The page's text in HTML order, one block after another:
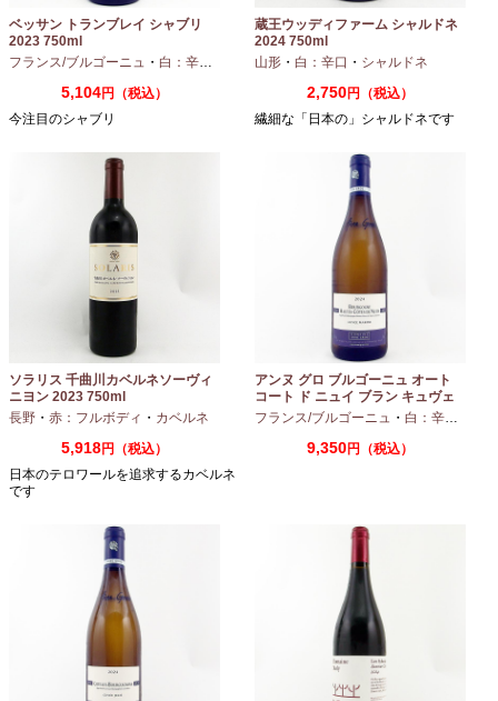
ベッサン トランブレイ シャブリ
2023 750ml
フランス/ブルゴーニュ ・ 白：辛口 シャルドネ
5,104円（税込）
今注目のシャブリ
蔵王ウッディファーム シャルドネ
2024 750ml
山形 ・ 白：辛口 ・ シャルドネ
2,750円（税込）
繊細な「日本の」シャルドネです
ソラリス 千曲川カベルネソーヴィ
ニヨン 2023 750ml
長野 ・ 赤：フルボディ ・ カベルネ
5,918円（税込）
日本のテロワールを追求するカベルネ
です
アンヌ グロ ブルゴーニュ オート
コート ド ニュイ ブラン キュヴェ
マリーヌ 2024 750ml
フランス/ブルゴーニュ ・ 白：辛口
9,350円（税込）